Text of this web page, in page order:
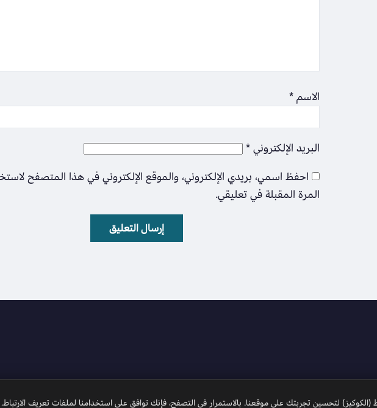
الاسم*
البريد الإلكتروني*
احفظ اسمي، بريدي الإلكتروني، والموقع الإلكتروني في هذا المتصفح
المرة المقبلة في تعليقي.
لتحسين تجربتك على موقعنا. بالاستمرار في التصفح، فإنك توافق على استخدامنا لملفات تعريف الارتباط.